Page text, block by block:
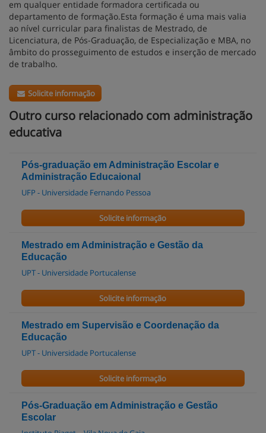
em qualquer entidade formadora certificada ou
departamento de formação.Esta formação é uma mais valia
ao nível curricular para finalistas de Mestrado, de
Licenciatura, de Pós-Graduação, de Especialização e MBA, no
âmbito do prosseguimento de estudos e inserção de mercado
de trabalho.
Solicite informação
Outro curso relacionado com administração
educativa
Pós-graduação em Administração Escolar e
Administração Educaional
UFP - Universidade Fernando Pessoa
Solicite informação
Mestrado em Administração e Gestão da
Educação
UPT - Universidade Portucalense
Solicite informação
Mestrado em Supervisão e Coordenação da
Educação
UPT - Universidade Portucalense
Solicite informação
Pós-Graduação em Administração e Gestão
Escolar